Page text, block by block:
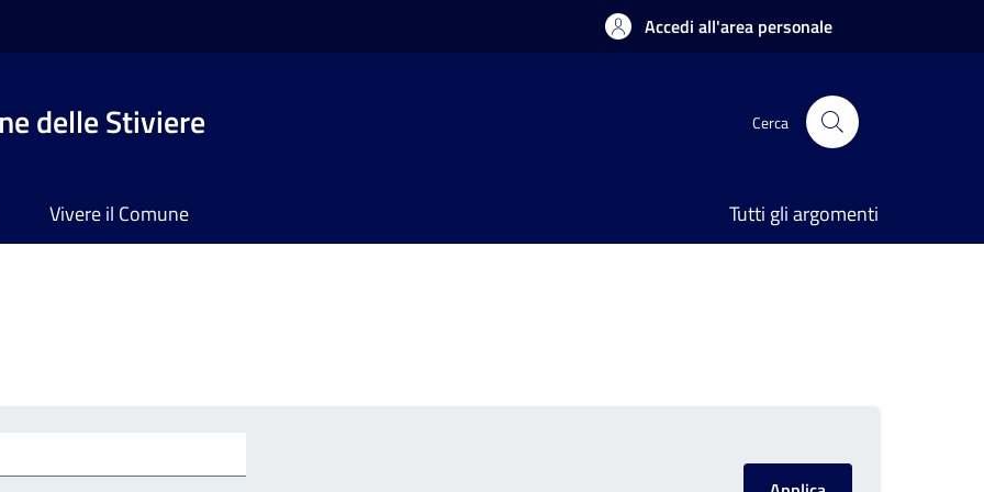
Accedi all'area personale
delle Stiviere Cerca
Vivere il Comune Tutti gli argomenti